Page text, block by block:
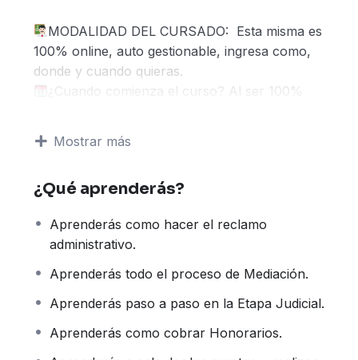
MODALIDAD DEL CURSADO: Esta misma es
100% online, auto gestionable, ingresa como,
donde y cuando quieras.
¿Cuando comienza el curso? Al ser 100%
acceso a videos instructorios breves, al
Con tu inscripción te regalamos:
posteriores actualizaciones, SIN NECESIDAD
DE PAGAR NUNCA MÁS!
Acceso exclusivo a grupo de WhatsApp
colegas.
Acceso a bolsa de trabajo y colaboración.
Mostrar más
¿Qué aprenderás?
Aprenderás como hacer el reclamo
administrativo.
Aprenderás todo el proceso de Mediación.
Aprenderás paso a paso en la Etapa Judicial.
Aprenderás como cobrar Honorarios.